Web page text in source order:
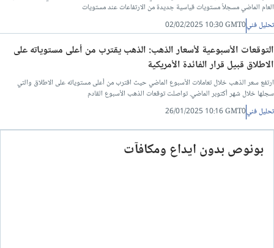
العام الماضي مسجلاً مستويات قياسية جديدة من الارتفاعات عند مستويات
تحليل فني02/02/2025 10:30 GMT0
التوقعات الأسبوعية لأسعار الذهب: الذهب يقترب من أعلى مستوياته على
الاطلاق قبيل قرار الفائدة الأمريكية
ارتفع سعر الذهب خلال تعاملات الأسبوع الماضي حيث اقترب من أعلى مستوياته على الاطلاق والتي
سجلها خلال شهر أكتوبر الماضي. تواصلت توقعات الذهب الأسبوع القادم
تحليل فني26/01/2025 10:16 GMT0
بونوص بدون ايداع ومكافآت